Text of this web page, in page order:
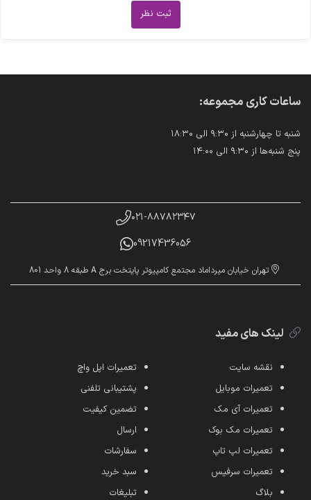
ثبت نظر
ساعات کاری مجموعه:
شنبه تا چهارشنبه از ۹:۳۰ الی ۱۸:۳۰
پنج شنبه‌ها از ۹:۳۰ الی ۱۴:۰۰
۰۲۱-۸۸۷۸۲۳۴۷
09217436056
تهران خیابان میرداماد مجتمع کامپیوتر پایتخت برج A طبقه 8 واحد 801
لینک های مفید
نقشه سایت
تعمیرات موبایل
تعمیرات آی مک
تعمیرات مک بوک
تعمیرات لپ تاپ
تعمیرات سرفیس
بلاگ
تعمیرات اپل واچ
پشتیبانی تلفنی
تضمین کیفیت
ارسال
سفارشات
سبد خرید
تبلیغات